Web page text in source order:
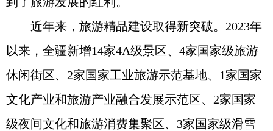
近年来，旅游精品建设取得新突破。2023年
以来，全疆新增14家4A级景区、4家国家级旅游
休闲街区、2家国家工业旅游示范基地、1家国家
文化产业和旅游产业融合发展示范区、2家国家
级夜间文化和旅游消费集聚区、3家国家级滑雪